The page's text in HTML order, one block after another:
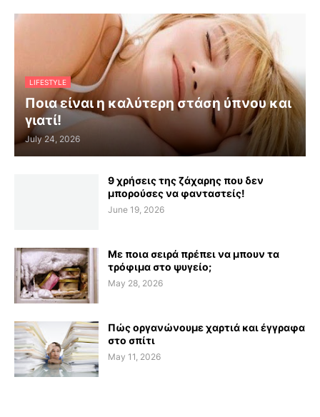
LIFESTYLE
Ποια είναι η καλύτερη στάση ύπνου και
γιατί!
July 24, 2026
9 χρήσεις της ζάχαρης που δεν
μπορούσες να φανταστείς!
June 19, 2026
Με ποια σειρά πρέπει να μπουν τα
τρόφιμα στο ψυγείο;
May 28, 2026
Πώς οργανώνουμε χαρτιά και έγγραφα
στο σπίτι
May 11, 2026